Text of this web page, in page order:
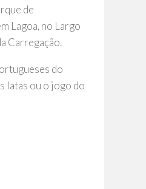
de
Lagoa, no Largo
Carregação.
do
latas ou o jogo do